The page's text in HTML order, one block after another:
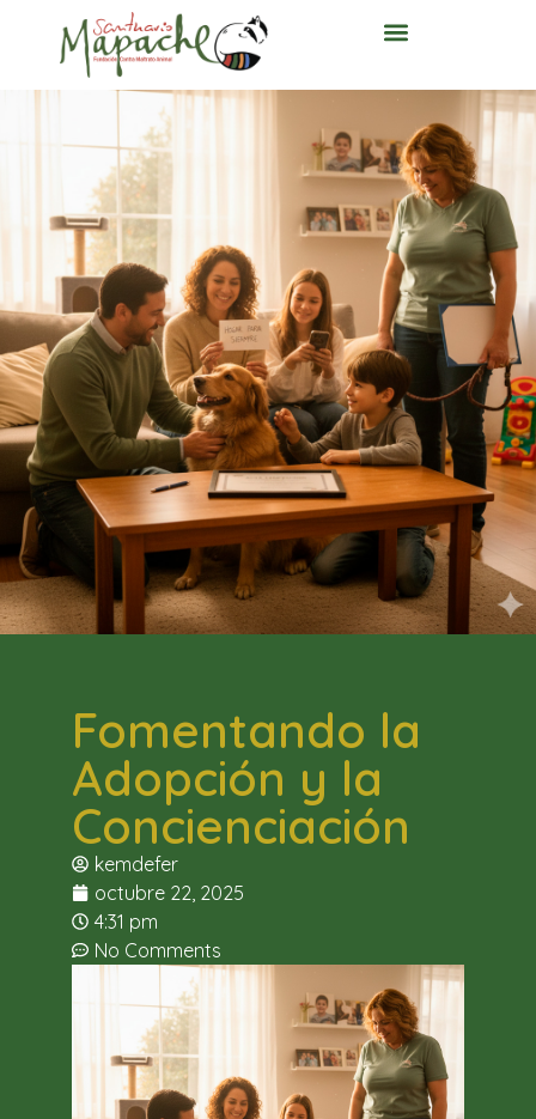
Fomentando la
Adopción y la
Concienciación
kemdefer
octubre 22, 2025
4:31 pm
No Comments